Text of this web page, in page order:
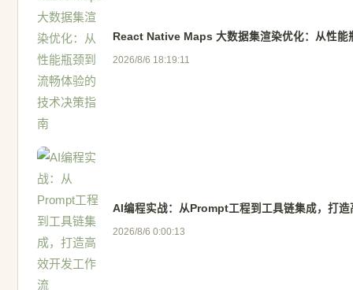
React Native Maps 大数据集渲染优化：从性能
2026/8/6 18:19:11
AI编程实战：从Prompt工程到工具链集成，打造
2026/8/6 0:00:13